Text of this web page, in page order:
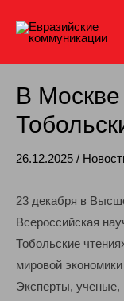
В
26.12.2025 /
23 декабря в
Всероссийская
Тобольские
мировой
Эксперты, ученые,